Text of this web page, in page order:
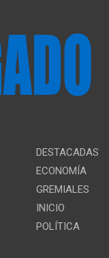
DESTACADAS
ECONOMÍA
GREMIALES
INICIO
POLÍTICA